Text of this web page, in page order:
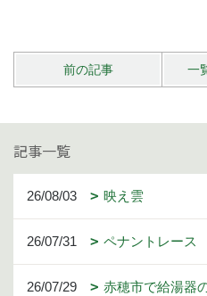
前の記事 一
記事一覧
26/08/03 映え雲
26/07/31 ペナントレース
26/07/29 赤穂市で給湯器